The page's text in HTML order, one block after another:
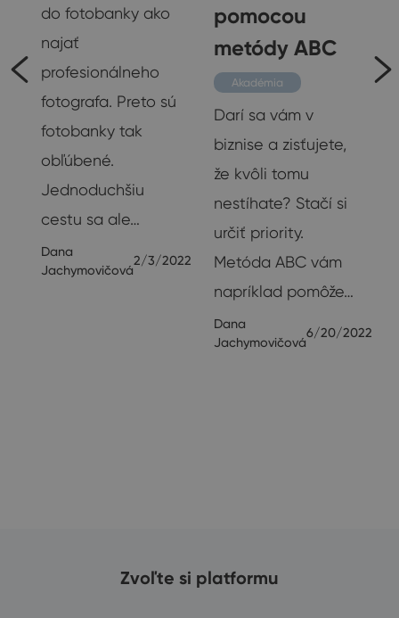
do fotobanky ako
najať
profesionálneho
fotografa. Preto sú
fotobanky tak
obľúbené.
Jednoduchšiu
cestu sa ale…
Dana
Jachymovičová
2/3/2022
pomocou
metódy ABC
Akadémia
Darí sa vám v
biznise a zisťujete,
že kvôli tomu
nestíhate? Stačí si
určiť priority.
Metóda ABC vám
napríklad pomôže…
Dana
Jachymovičová
6/20/2022
Zvoľte si platformu